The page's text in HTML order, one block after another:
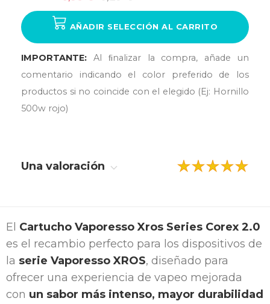
AÑADIR SELECCIÓN AL CARRITO
IMPORTANTE: Al ﬁnalizar la compra, añade un
comentario indicando el color preferido de los
productos si no coincide con el elegido (Ej: Hornillo
500w rojo)
Una valoración
El Cartucho Vaporesso Xros Series Corex 2.0
es el recambio perfecto para los dispositivos de
la serie Vaporesso XROS, diseñado para
ofrecer una experiencia de vapeo mejorada
con un sabor más intenso, mayor durabilidad